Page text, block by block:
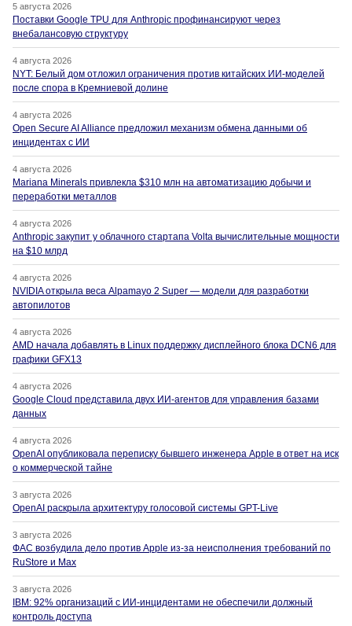
5 августа 2026
Поставки Google TPU для Anthropic профинансируют через
внебалансовую структуру
4 августа 2026
NYT: Белый дом отложил ограничения против китайских ИИ-моделей
после спора в Кремниевой долине
4 августа 2026
Open Secure AI Alliance предложил механизм обмена данными об
инцидентах с ИИ
4 августа 2026
Mariana Minerals привлекла $310 млн на автоматизацию добычи и
переработки металлов
4 августа 2026
Anthropic закупит у облачного стартапа Volta вычислительные мощности
на $10 млрд
4 августа 2026
NVIDIA открыла веса Alpamayo 2 Super — модели для разработки
автопилотов
4 августа 2026
AMD начала добавлять в Linux поддержку дисплейного блока DCN6 для
графики GFX13
4 августа 2026
Google Cloud представила двух ИИ-агентов для управления базами
данных
4 августа 2026
OpenAI опубликовала переписку бывшего инженера Apple в ответ на иск
о коммерческой тайне
3 августа 2026
OpenAI раскрыла архитектуру голосовой системы GPT-Live
3 августа 2026
ФАС возбудила дело против Apple из-за неисполнения требований по
RuStore и Max
3 августа 2026
IBM: 92% организаций с ИИ-инцидентами не обеспечили должный
контроль доступа